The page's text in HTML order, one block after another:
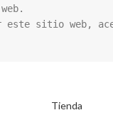
este sitio web,
Tienda